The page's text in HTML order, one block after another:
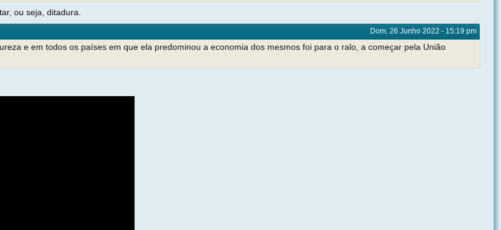
ou seja, ditadura.
Dom, 26 Junho 2022 - 15:19 pm
e em todos os países em que ela predominou a economia dos mesmos foi para o ralo, a começar pela União